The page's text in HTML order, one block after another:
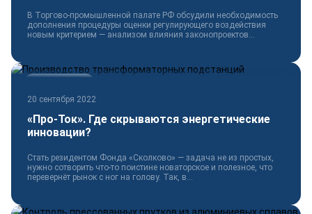
В Торгово-промышленной палате РФ обсудили необходимость
дополнения процедуры оценки регулирующего воздействия
новым критерием — анализом влияния законопроектов...
20 сентября 2022
«Про-Ток». Где скрываются энергетические
инновации?
Стать резидентом Фонда «Сколково» — задача не из простых,
нужно сотворить что-то поистине новаторское и полезное, что
перевернёт рынок с ног на голову. Так, в...